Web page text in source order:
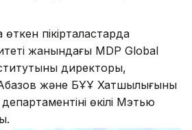
пікірталастарда
жанындағы MDP Global
директоры,
және БҰҰ Хатшылығының
өкілі Мэтью